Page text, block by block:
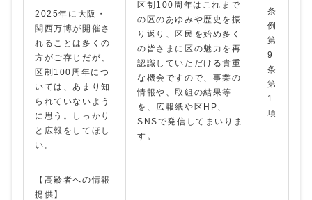
2025年に大阪・
関西万博が開催さ
れることは多くの
方がご存じだが、
区制100周年につ
いては、あまり知
られていないよう
に思う。しっかり
と広報をしてほし
い。
区制100周年はこれまで
の区のあゆみや歴史を振
り返り、区民を始め多く
の皆さまに区の魅力を再
認識していただける貴重
な機会ですので、事業の
情報や、取組の結果等
を、広報紙や区HP、
SNSで発信してまいりま
す。
条
例
第
9
条
第
1
項
【高齢者への情報
提供】